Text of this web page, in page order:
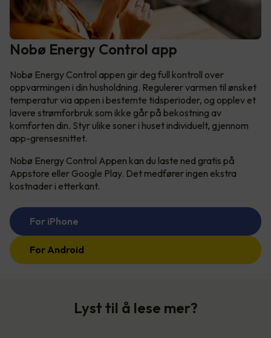
Nobø Energy Control app
Nobø Energy Control appen gir deg full kontroll over
oppvarmingen i din husholdning. Regulerer varmen til ønsket
temperatur via appen i bestemte tidsperioder, og opplev et
lavere strømforbruk som ikke går på bekostning av
komforten din. Styr ulike soner i huset individuelt, gjennom
app-grensesnittet.
Nobø Energy Control Appen kan du laste ned gratis på
Appstore eller Google Play. Det medfører ingen ekstra
kostnader i etterkant.
For iPhone
For Android
Lyst til å lese mer?